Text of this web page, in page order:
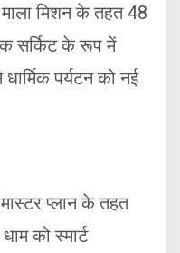
मिशन के तहत 48
सर्किट के रूप में
पर्यटन को नई
प्लान के तहत
को स्मार्ट